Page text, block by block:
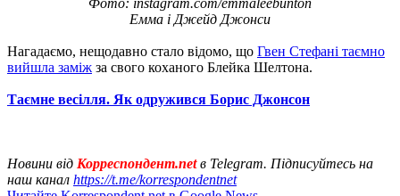
Емма і Джейд Джонси
Нагадаємо, нещодавно стало відомо, що Гвен Стефані таємно
вийшла заміж за свого коханого Блейка Шелтона.
Таємне весілля. Як одружився Борис Джонсон
Новини від Корреспондент.netв Telegram. Підписуйтесь на
наш канал https://t.me/korrespondentnet